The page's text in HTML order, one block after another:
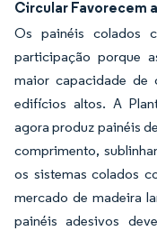
Circular Favorecem
Os painéis colados
participação porque
maior capacidade de
edifícios altos. A
agora produz painéis
comprimento,
os sistemas colados
mercado de madeira
painéis adesivos